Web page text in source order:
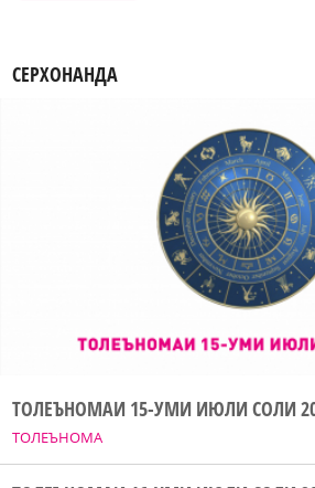
СЕРХОНАНДА
ТОЛЕЪНОМА
ТОЛЕЪНОМАИ 15-УМИ ИЮЛИ СОЛИ